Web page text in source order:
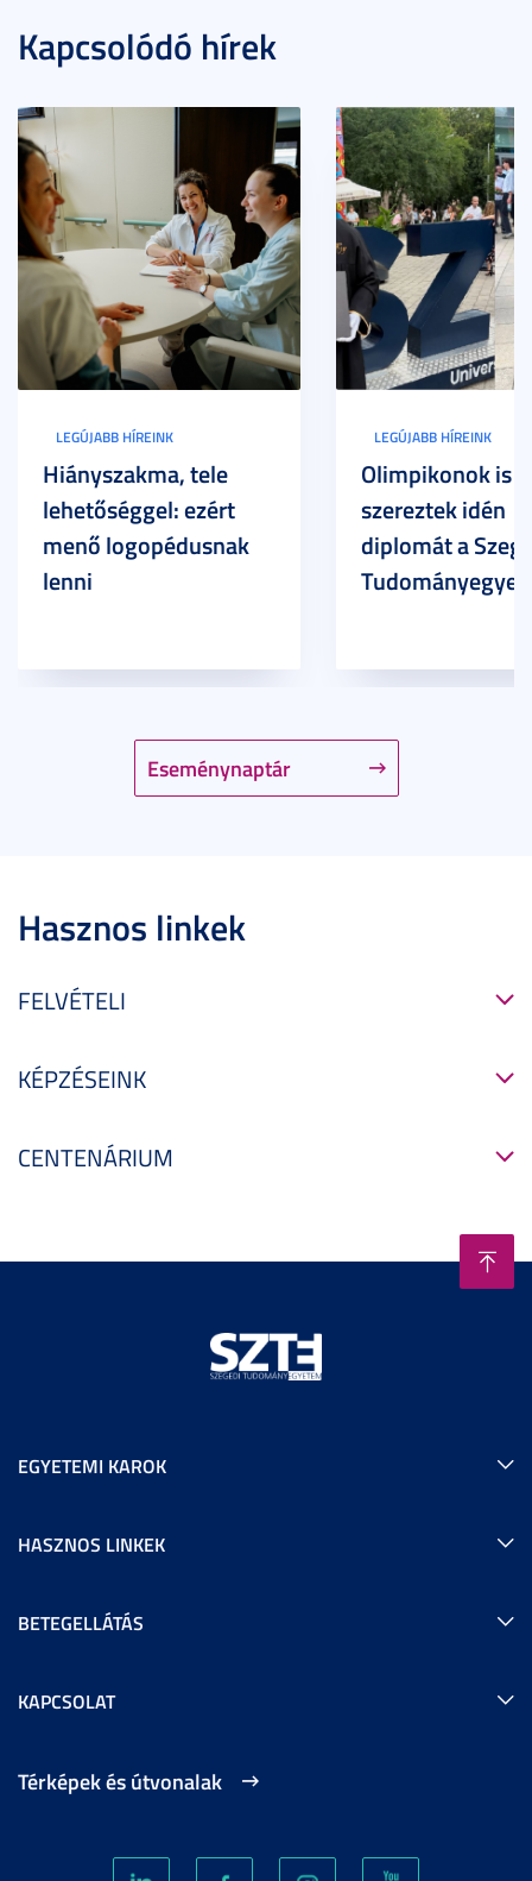
Kapcsolódó hírek
Eseménynaptár
LEGÚJABB HÍREINK
Hiányszakma, tele
lehetőséggel: ezért
menő logopédusnak
lenni
LEGÚJABB HÍREINK
Olimpikonok is
szereztek idén
diplomát a
Hasznos linkek
FELVÉTELI
KÉPZÉSEINK
CENTENÁRIUM
EGYETEMI KAROK
HASZNOS LINKEK
BETEGELLÁTÁS
KAPCSOLAT
Térképek és útvonalak